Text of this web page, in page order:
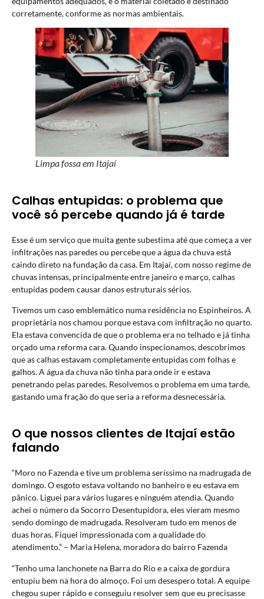
corretamente, conforme as normas ambientais.
Limpa fossa em Itajaí
Calhas entupidas: o problema que
você só percebe quando já é tarde
Esse é um serviço que muita gente subestima até que começa a ver
infiltrações nas paredes ou percebe que a água da chuva está
caindo direto na fundação da casa. Em Itajaí, com nosso regime de
chuvas intensas, principalmente entre janeiro e março, calhas
entupidas podem causar danos estruturais sérios.
Tivemos um caso emblemático numa residência no Espinheiros. A
proprietária nos chamou porque estava com infiltração no quarto.
Ela estava convencida de que o problema era no telhado e já tinha
orçado uma reforma cara. Quando inspecionamos, descobrimos
que as calhas estavam completamente entupidas com folhas e
galhos. A água da chuva não tinha para onde ir e estava
penetrando pelas paredes. Resolvemos o problema em uma tarde,
gastando uma fração do que seria a reforma desnecessária.
O que nossos clientes de Itajaí estão
falando
“Moro no Fazenda e tive um problema seríssimo na madrugada de
domingo. O esgoto estava voltando no banheiro e eu estava em
pânico. Liguei para vários lugares e ninguém atendia. Quando
achei o número da Socorro Desentupidora, eles vieram mesmo
sendo domingo de madrugada. Resolveram tudo em menos de
duas horas. Fiquei impressionada com a qualidade do
atendimento.” – Maria Helena, moradora do bairro Fazenda
“Tenho uma lanchonete na Barra do Rio e a caixa de gordura
entupiu bem na hora do almoço. Foi um desespero total. A equipe
chegou super rápido e conseguiu resolver sem que eu precisasse